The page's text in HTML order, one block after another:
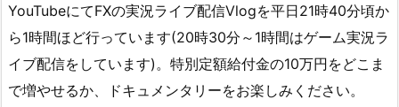
YouTubeにてFXの実況ライブ配信Vlogを平日21時40分頃か
ら1時間ほど行っています(20時30分～1時間はゲーム実況ラ
イブ配信をしています)。特別定額給付金の10万円をどこま
で増やせるか、ドキュメンタリーをお楽しみください。